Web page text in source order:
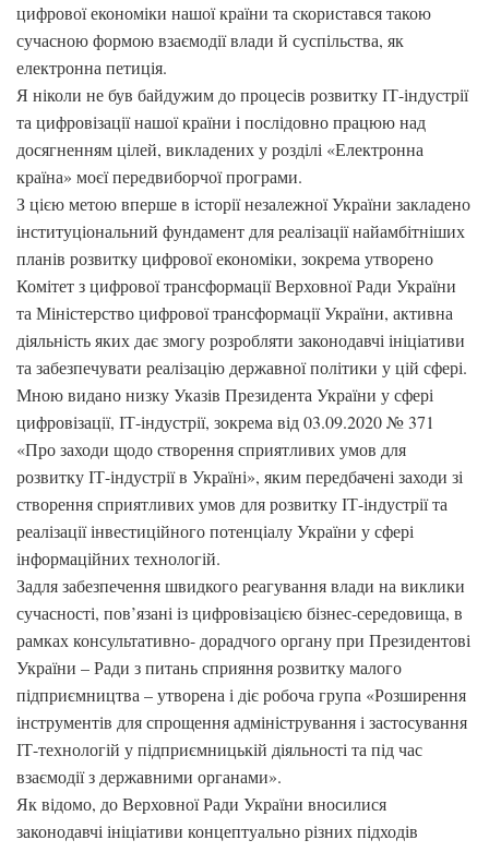
цифрової економіки нашої країни та скористався такою
сучасною формою взаємодії влади й суспільства, як
електронна петиція.
Я ніколи не був байдужим до процесів розвитку ІТ-індустрії
та цифровізації нашої країни і послідовно працюю над
досягненням цілей, викладених у розділі «Електронна
країна» моєї передвиборчої програми.
З цією метою вперше в історії незалежної України закладено
інституціональний фундамент для реалізації найамбітніших
планів розвитку цифрової економіки, зокрема утворено
Комітет з цифрової трансформації Верховної Ради України
та Міністерство цифрової трансформації України, активна
діяльність яких дає змогу розробляти законодавчі ініціативи
та забезпечувати реалізацію державної політики у цій сфері.
Мною видано низку Указів Президента України у сфері
цифровізації, ІТ-індустрії, зокрема від 03.09.2020 № 371
«Про заходи щодо створення сприятливих умов для
розвитку ІТ-індустрії в Україні», яким передбачені заходи зі
створення сприятливих умов для розвитку ІТ-індустрії та
реалізації інвестиційного потенціалу України у сфері
інформаційних технологій.
Задля забезпечення швидкого реагування влади на виклики
сучасності, пов’язані із цифровізацією бізнес-середовища, в
рамках консультативно- дорадчого органу при Президентові
України – Ради з питань сприяння розвитку малого
підприємництва – утворена і діє робоча група «Розширення
інструментів для спрощення адміністрування і застосування
ІТ-технологій у підприємницькій діяльності та під час
взаємодії з державними органами».
Як відомо, до Верховної Ради України вносилися
законодавчі ініціативи концептуально різних підходів